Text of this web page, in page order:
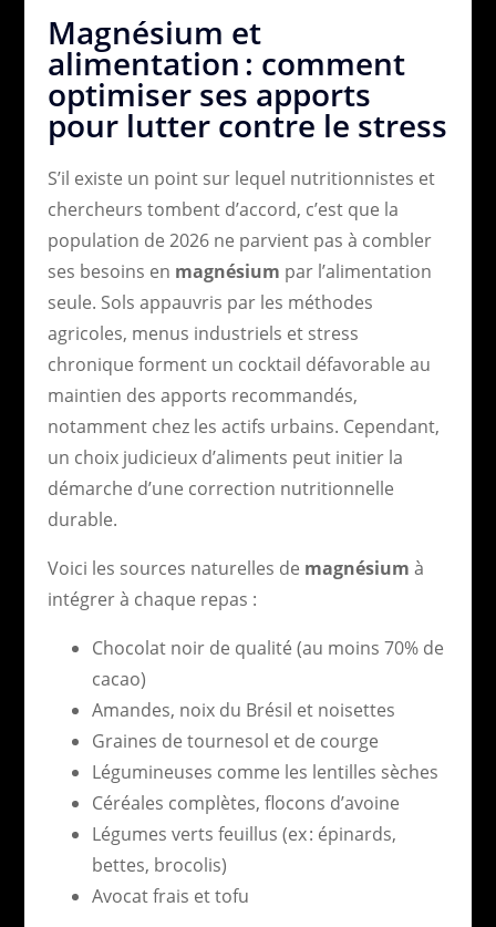
Magnésium et
alimentation : comment
optimiser ses apports
pour lutter contre le stress
S’il existe un point sur lequel nutritionnistes et
chercheurs tombent d’accord, c’est que la
population de 2026 ne parvient pas à combler
ses besoins en magnésium par l’alimentation
seule. Sols appauvris par les méthodes
agricoles, menus industriels et stress
chronique forment un cocktail défavorable au
maintien des apports recommandés,
notamment chez les actifs urbains. Cependant,
un choix judicieux d’aliments peut initier la
démarche d’une correction nutritionnelle
durable.
Voici les sources naturelles de magnésium à
intégrer à chaque repas :
Chocolat noir de qualité (au moins 70% de
cacao)
Amandes, noix du Brésil et noisettes
Graines de tournesol et de courge
Légumineuses comme les lentilles sèches
Céréales complètes, flocons d’avoine
Légumes verts feuillus (ex : épinards,
bettes, brocolis)
Avocat frais et tofu